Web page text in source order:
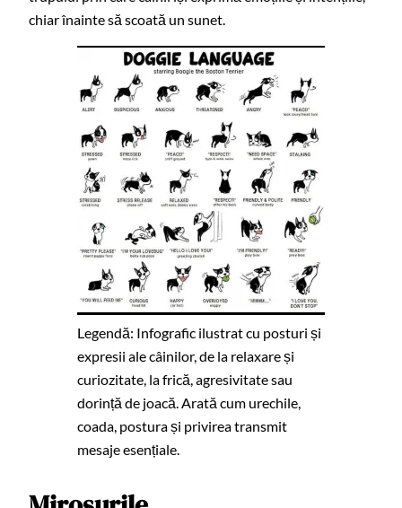
chiar înainte să scoată un sunet.
Legendă: Infografic ilustrat cu posturi și
expresii ale câinilor, de la relaxare și
curiozitate, la frică, agresivitate sau
dorință de joacă. Arată cum urechile,
coada, postura și privirea transmit
mesaje esențiale.